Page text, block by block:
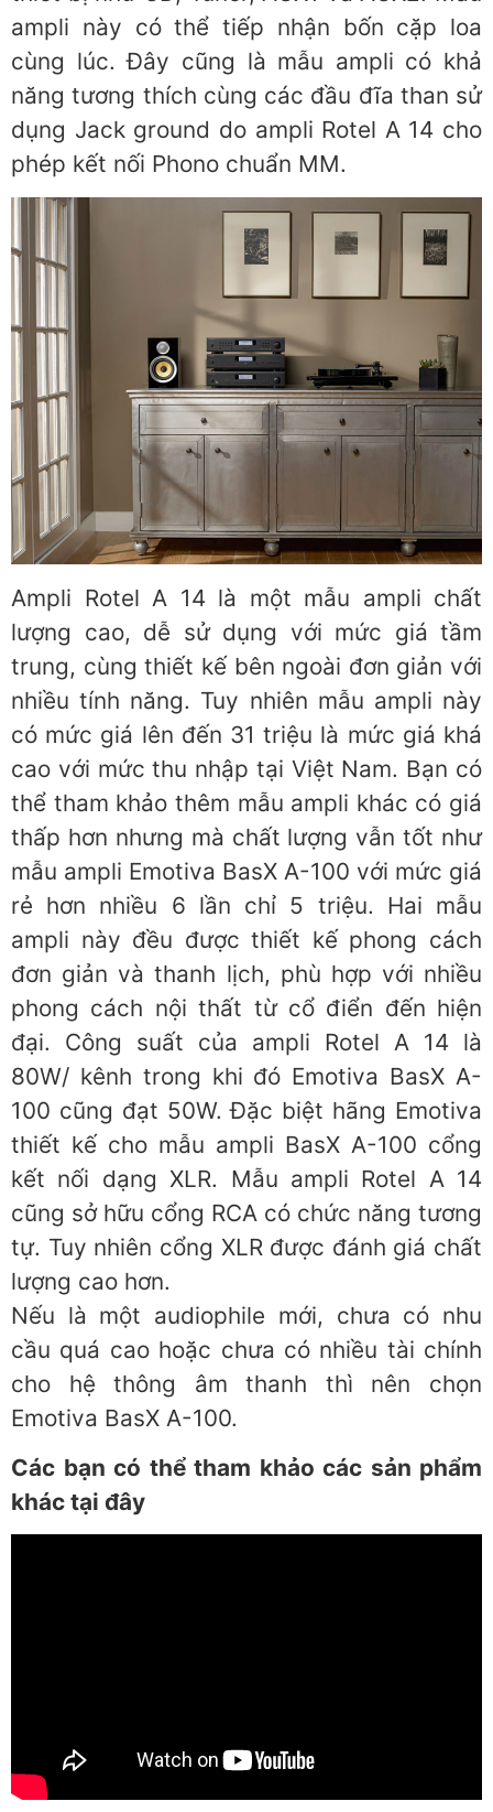
ampli này có thể tiếp nhận bốn cặp loa
cùng lúc. Đây cũng là mẫu ampli có khả
năng tương thích cùng các đầu đĩa than sử
dụng Jack ground do ampli Rotel A 14 cho
phép kết nối Phono chuẩn MM.
Ampli Rotel A 14 là một mẫu ampli chất
lượng cao, dễ sử dụng với mức giá tầm
trung, cùng thiết kế bên ngoài đơn giản với
nhiều tính năng. Tuy nhiên mẫu ampli này
có mức giá lên đến 31 triệu là mức giá khá
cao với mức thu nhập tại Việt Nam. Bạn có
thể tham khảo thêm mẫu ampli khác có giá
thấp hơn nhưng mà chất lượng vẫn tốt như
mẫu ampli Emotiva BasX A-100 với mức giá
rẻ hơn nhiều 6 lần chỉ 5 triệu. Hai mẫu
ampli này đều được thiết kế phong cách
đơn giản và thanh lịch, phù hợp với nhiều
phong cách nội thất từ cổ điển đến hiện
đại. Công suất của ampli Rotel A 14 là
80W/ kênh trong khi đó Emotiva BasX A-
100 cũng đạt 50W. Đặc biệt hãng Emotiva
thiết kế cho mẫu ampli BasX A-100 cổng
kết nối dạng XLR. Mẫu ampli Rotel A 14
cũng sở hữu cổng RCA có chức năng tương
tự. Tuy nhiên cổng XLR được đánh giá chất
lượng cao hơn.
Nếu là một audiophile mới, chưa có nhu
cầu quá cao hoặc chưa có nhiều tài chính
cho hệ thông âm thanh thì nên chọn
Emotiva BasX A-100.
Các bạn có thể tham khảo các sản phẩm
khác tại đây